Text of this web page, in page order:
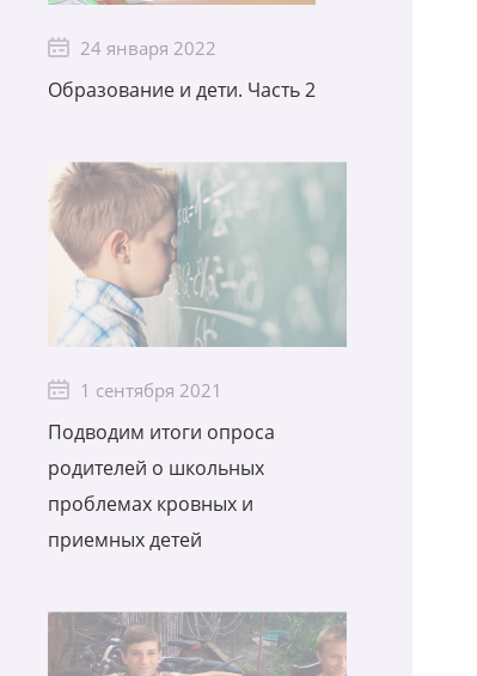
24 января 2022
Образование и дети. Часть 2
1 сентября 2021
Подводим итоги опроса
родителей о школьных
проблемах кровных и
приемных детей